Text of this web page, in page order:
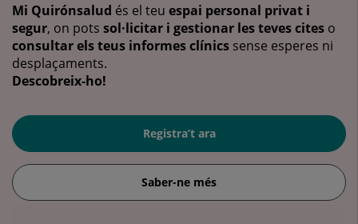
Mi Quirónsalud és el teu espai personal privat i
segur, on pots sol·licitar i gestionar les teves cites o
consultar els teus informes clínics sense esperes ni
desplaçaments.
Descobreix-ho!
Registra’t ara
Saber-ne més